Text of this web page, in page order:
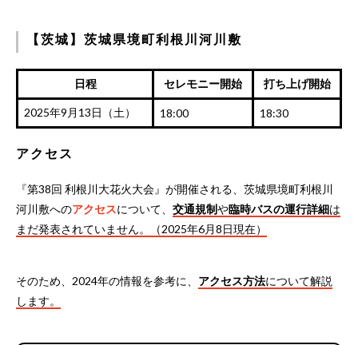
【茨城】茨城県境町利根川河川敷
日程 セレモニー開始 打ち上げ開始
2025年9月13日（土） 18:00 18:30
アクセス
『第38回 利根川大花火大会』が開催される、茨城県境町利根川
河川敷へのアクセスについて、 交通規制や臨時バスの運行詳細は
まだ発表されていません。（2025年6月8日現在）
そのため、2024年の情報を参考に、 アクセス方法について解説
します。